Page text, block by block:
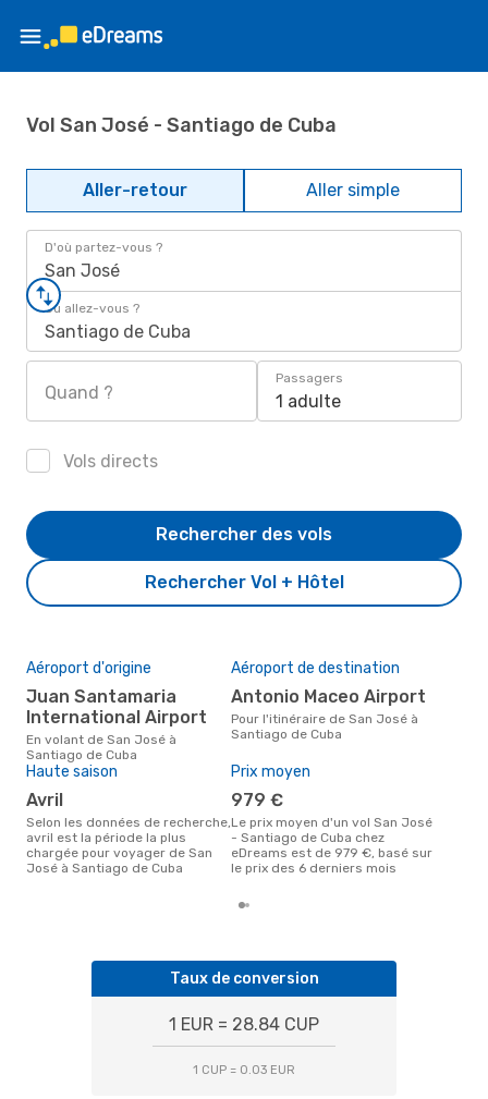
Vol San José - Santiago de Cuba
Aller-retour Aller simple
D'où partez-vous ?
San José
Où allez-vous ?
Santiago de Cuba
Quand ?
Passagers
1 adulte
Vols directs
Rechercher Vol + Hôtel
Rechercher des vols
Aéroport d'origine
Juan Santamaria
International Airport
En volant de San José à
Santiago de Cuba
Aéroport de destination
Antonio Maceo Airport
Pour l'itinéraire de San José à
Santiago de Cuba
Haute saison
avril
Selon les données de recherche,
avril est la période la plus
chargée pour voyager de San
José à Santiago de Cuba
Prix moyen
979 €
Le prix moyen d'un vol San José
- Santiago de Cuba chez
eDreams est de 979 €, basé sur
le prix des 6 derniers mois
Taux de conversion
1 EUR = 28.84 CUP
1 CUP = 0.03 EUR